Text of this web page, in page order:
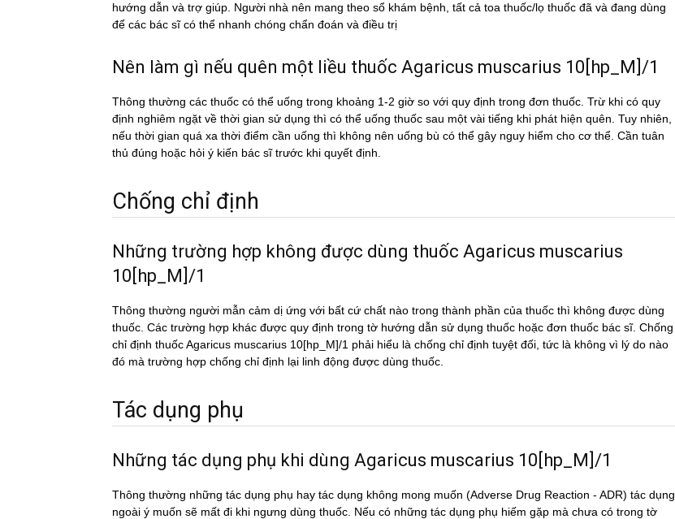
hướng dẫn và trợ giúp. Người nhà nên mang theo sổ khám bệnh, tất cả toa thuốc/lọ thuốc đã và đang dùng
để các bác sĩ có thể nhanh chóng chẩn đoán và điều trị
Nên làm gì nếu quên một liều thuốc Agaricus muscarius 10[hp_M]/1
Thông thường các thuốc có thể uống trong khoảng 1-2 giờ so với quy định trong đơn thuốc. Trừ khi có quy
định nghiêm ngặt về thời gian sử dụng thì có thể uống thuốc sau một vài tiếng khi phát hiện quên. Tuy nhiên,
nếu thời gian quá xa thời điểm cần uống thì không nên uống bù có thể gây nguy hiểm cho cơ thể. Cần tuân
thủ đúng hoặc hỏi ý kiến bác sĩ trước khi quyết định.
Chống chỉ định
Những trường hợp không được dùng thuốc Agaricus muscarius
10[hp_M]/1
Thông thường người mẫn cảm dị ứng với bất cứ chất nào trong thành phần của thuốc thì không được dùng
thuốc. Các trường hợp khác được quy định trong tờ hướng dẫn sử dụng thuốc hoặc đơn thuốc bác sĩ. Chống
chỉ định thuốc Agaricus muscarius 10[hp_M]/1 phải hiểu là chống chỉ định tuyệt đối, tức là không vì lý do nào
đó mà trường hợp chống chỉ định lại linh động được dùng thuốc.
Tác dụng phụ
Những tác dụng phụ khi dùng Agaricus muscarius 10[hp_M]/1
Thông thường những tác dụng phụ hay tác dụng không mong muốn (Adverse Drug Reaction - ADR) tác dụng
ngoài ý muốn sẽ mất đi khi ngưng dùng thuốc. Nếu có những tác dụng phụ hiếm gặp mà chưa có trong tờ